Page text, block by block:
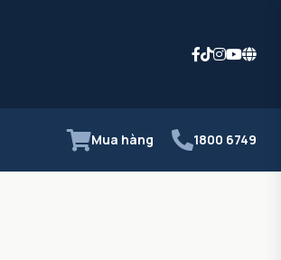
Mua hàng 1800 6749